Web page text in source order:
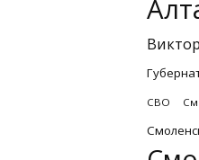
СВО